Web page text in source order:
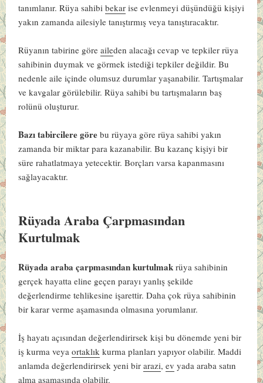
tanımlanır. Rüya sahibibekar ise evlenmeyi düşündüğü kişiyi
yakın zamanda ailesiyle tanıştırmış veya tanıştıracaktır.
Rüyanın tabirine göreaileden alacağı cevap ve tepkiler rüya
sahibinin duymak ve görmek istediği tepkiler değildir. Bu
nedenle aile içinde olumsuz durumlar yaşanabilir. Tartışmalar
ve kavgalar görülebilir. Rüya sahibi bu tartışmaların baş
rolünü oluşturur.
Bazı tabircilere görebu rüyaya göre rüya sahibi yakın
zamanda bir miktar para kazanabilir. Bu kazanç kişiyi bir
süre rahatlatmaya yetecektir. Borçları varsa kapanmasını
sağlayacaktır.
Rüyada Araba Çarpmasından
Kurtulmak
Rüyada araba çarpmasından kurtulmakrüya sahibinin
gerçek hayatta eline geçen parayı yanlış şekilde
değerlendirme tehlikesine işarettir. Daha çok rüya sahibinin
bir karar verme aşamasında olmasına yorumlanır.
İş hayatı açısından değerlendirirsek kişi bu dönemde yeni bir
iş kurma veyaortaklık kurma planları yapıyor olabilir. Maddi
anlamda değerlendirirsek yeni birarazi,ev yada araba satın
alma aşamasında olabilir.